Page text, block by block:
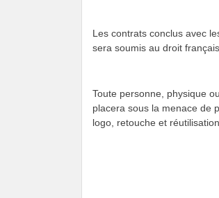
Les contrats conclus avec
sera soumis au droit
Toute personne, physique
placera sous la menace de
logo, retouche et